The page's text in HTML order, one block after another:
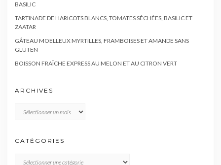
BASILIC
TARTINADE DE HARICOTS BLANCS, TOMATES SÉCHÉES, BASILIC ET
ZAATAR
GÂTEAU MOELLEUX MYRTILLES, FRAMBOISES ET AMANDE SANS
GLUTEN
BOISSON FRAÎCHE EXPRESS AU MELON ET AU CITRON VERT
ARCHIVES
CATÉGORIES